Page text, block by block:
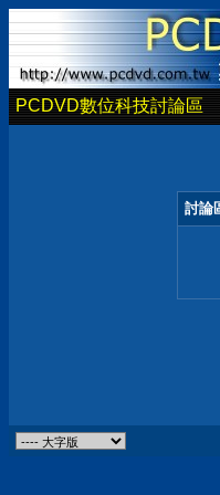
PCDVD數位科技討論區
討論